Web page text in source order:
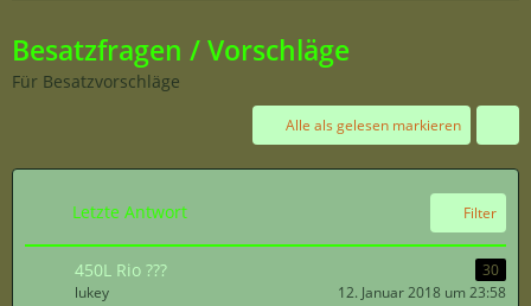
Besatzfragen / Vorschläge
Für Besatzvorschläge
Alle als gelesen markieren
Letzte Antwort Filter
450L Rio ???
30
lukey
12. Januar 2018 um 23:58